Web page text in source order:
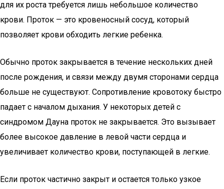
для их роста требуется лишь небольшое количество
крови. Проток — это кровеносный сосуд, который
позволяет крови обходить легкие ребенка.
Обычно проток закрывается в течение нескольких дней
после рождения, и связи между двумя сторонами сердца
больше не существуют. Сопротивление кровотоку быстро
падает с началом дыхания. У некоторых детей с
синдромом Дауна проток не закрывается. Это вызывает
более высокое давление в левой части сердца и
увеличивает количество крови, поступающей в легкие.
Если проток частично закрыт и остается только узкое